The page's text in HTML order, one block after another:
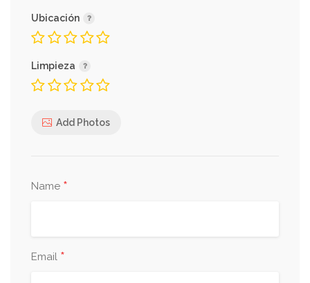
Ubicación
Limpieza
Add Photos
Name *
Email *